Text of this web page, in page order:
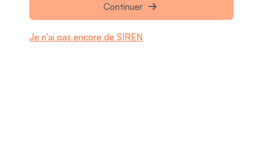
Continuer
Je n'ai pas encore de SIREN